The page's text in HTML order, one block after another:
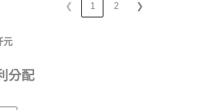
❮ 1 2 ❯
元
分配